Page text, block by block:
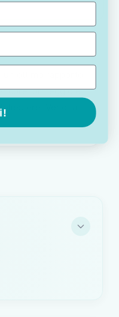
ottimo rapporto
ormeggio e
Vendita